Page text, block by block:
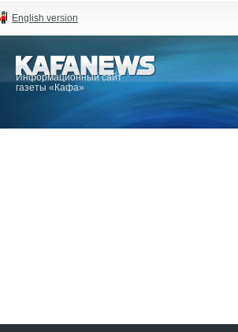
English version
Информационный сайт
газеты «Кафа»